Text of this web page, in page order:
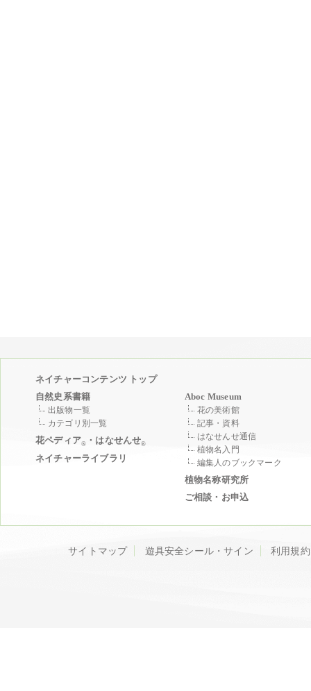
ネイチャーコンテンツ トップ
自然史系書籍
出版物一覧
カテゴリ別一覧
花ペディア® ・はなせんせ®
ネイチャーライブラリ
Aboc Museum
花の美術館
記事・資料
はなせんせ通信
植物名入門
編集人のブックマーク
植物名称研究所
ご相談・お申込
サイトマップ 遊具安全シール・サイン 利用規約